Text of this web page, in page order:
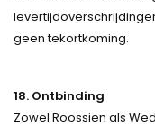
geen tekortkoming.
18. Ontbinding
Zowel Roossien als